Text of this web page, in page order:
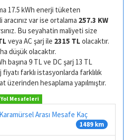
17.5 kWh enerji tüketen
var ise ortalama 257.3 KW
Bu seyahatin maliyeti size
veya AC şarj ile 2315 TL olacaktır.
düşük olacaktır.
başına 9 TL ve DC şarj 13 TL
fiyatı farklı istasyonlarda farklılık
hesaplama yapılmıştır.
Mesafeleri
Arası Mesafe Kaç
1489 km